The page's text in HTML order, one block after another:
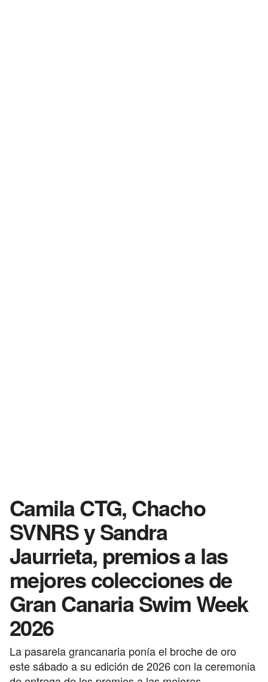
Camila CTG, Chacho
SVNRS y Sandra
Jaurrieta, premios a las
mejores colecciones de
Gran Canaria Swim Week
2026
La pasarela grancanaria ponía el broche de oro
este sábado a su edición de 2026 con la ceremonia